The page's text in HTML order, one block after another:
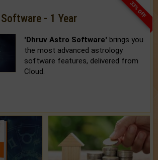
33% OFF
- 1 Year
'Dhruv Astro Software' brings you
the most advanced astrology
software features, delivered from
Cloud.